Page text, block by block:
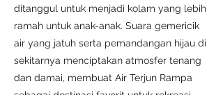
ditanggul untuk menjadi kolam yang lebih
ramah untuk anak-anak. Suara gemericik
air yang jatuh serta pemandangan hijau di
sekitarnya menciptakan atmosfer tenang
dan damai, membuat Air Terjun Rampa